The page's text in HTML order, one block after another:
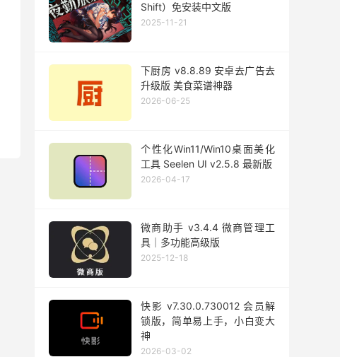
Shift）免安装中文版
2025-11-21
下厨房 v8.8.89 安卓去广告去
升级版 美食菜谱神器
2026-06-25
个性化Win11/Win10桌面美化
工具 Seelen UI v2.5.8 最新版
2026-04-17
微商助手 v3.4.4 微商管理工
具｜多功能高级版
2025-12-18
快影 v7.30.0.730012 会员解
锁版，简单易上手，小白变大
神
2026-03-02